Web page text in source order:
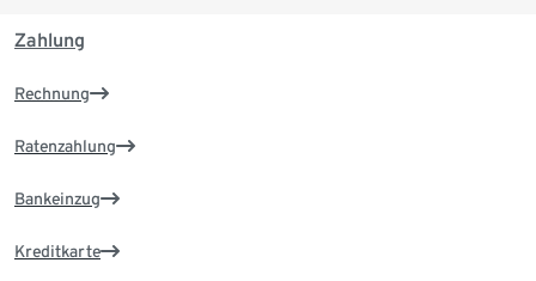
Zahlung
Rechnung
Ratenzahlung
Bankeinzug
Kreditkarte